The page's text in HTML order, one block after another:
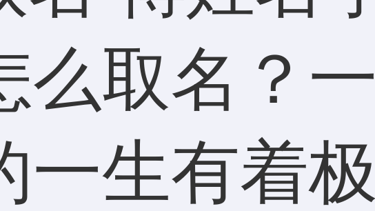
么取名？
一生有着